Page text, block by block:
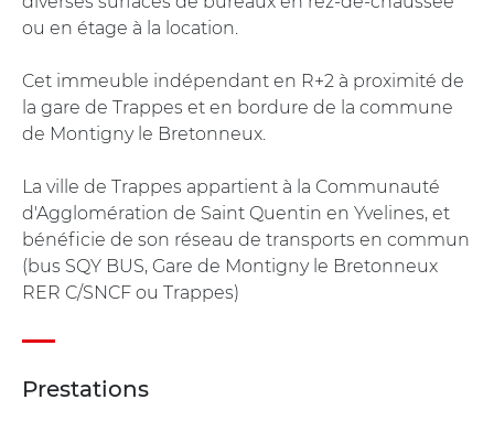
ou en étage à la location.
Cet immeuble indépendant en R+2 à proximité de
la gare de Trappes et en bordure de la commune
de Montigny le Bretonneux.
La ville de Trappes appartient à la Communauté
d'Agglomération de Saint Quentin en Yvelines, et
bénéficie de son réseau de transports en commun
(bus SQY BUS, Gare de Montigny le Bretonneux
RER C/SNCF ou Trappes)
Prestations